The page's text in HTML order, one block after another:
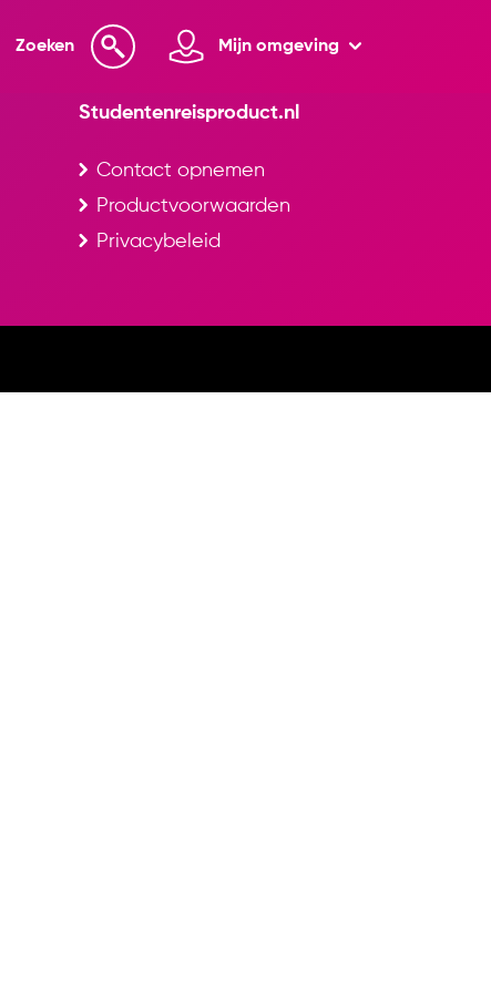
Zoeken Mijn omgeving
Studentenreisproduct.nl
Contact opnemen
Productvoorwaarden
Privacybeleid